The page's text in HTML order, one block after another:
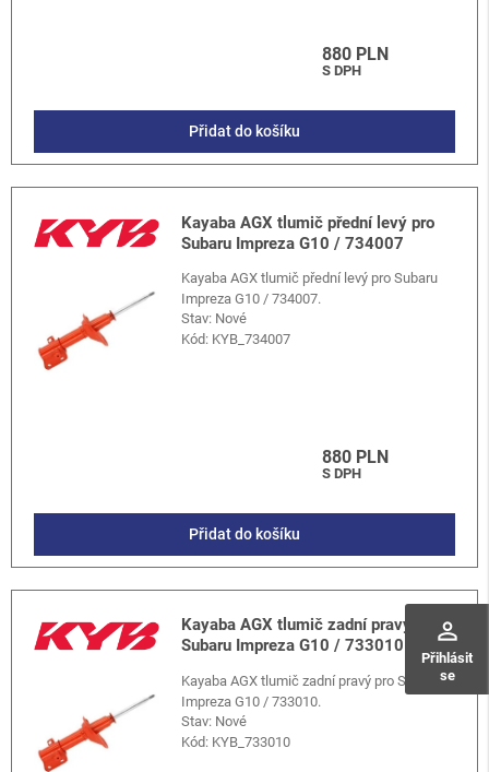
perm_identity
Přihlásit
se
880 PLN
S DPH
Přidat do košíku
Kayaba AGX tlumič přední levý pro
Subaru Impreza G10 / 734007
Kayaba AGX tlumič přední levý pro Subaru
Impreza G10 / 734007.
Stav: Nové
Kód: KYB_734007
880 PLN
S DPH
Přidat do košíku
Kayaba AGX tlumič zadní pravý pro
Subaru Impreza G10 / 733010
Kayaba AGX tlumič zadní pravý pro Subaru
Impreza G10 / 733010.
Stav: Nové
Kód: KYB_733010